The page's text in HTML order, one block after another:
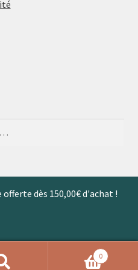
dès 150,00€ d'achat !
0